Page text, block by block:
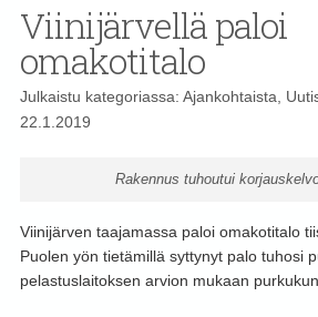
Viinijärvellä paloi
omakotitalo
Julkaistu kategoriassa: Ajankohtaista,
22.1.2019
Rakennus tuhoutui
Viinijärven taajamassa paloi omakotitalo
Puolen yön tietämillä syttynyt palo tuhosi
pelastuslaitoksen arvion mukaan